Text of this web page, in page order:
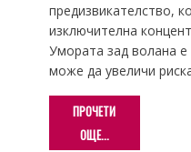
предизвикателство,
изключителна
Умората зад волана
може да увеличи
ПРОЧЕТИ
ОЩЕ...